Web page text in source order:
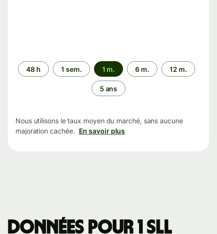
Période
48 h 1 sem. 1 m. 6 m. 12 m.
5 ans
Nous utilisons le taux moyen du marché, sans aucune
majoration cachée. En savoir plus
Données pour 1 SLL